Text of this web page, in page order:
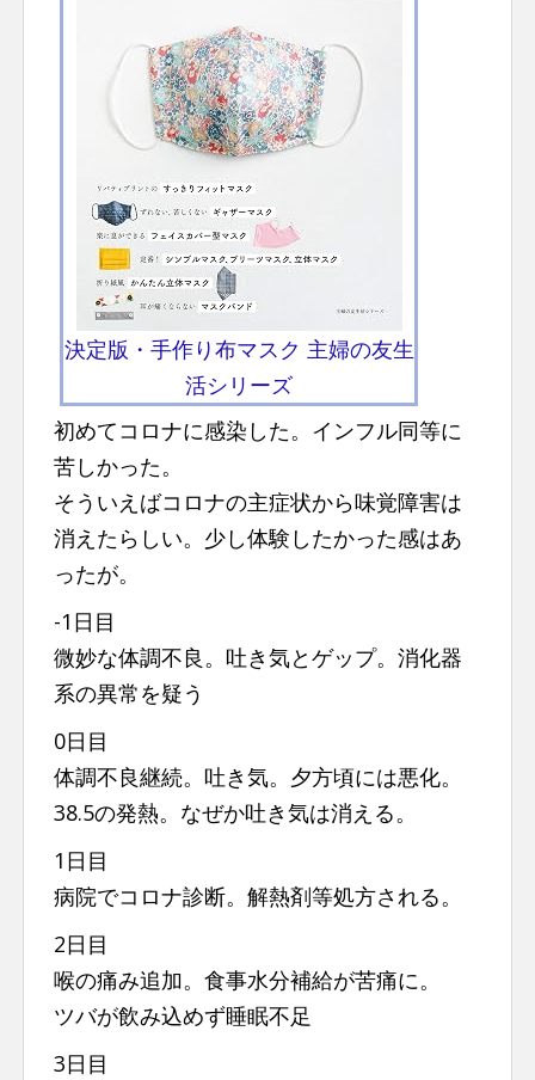
決定版・手作り布マスク 主婦の友生
活シリーズ
初めてコロナに感染した。インフル同等に
苦しかった。
そういえばコロナの主症状から味覚障害は
消えたらしい。少し体験したかった感はあ
ったが。
-1日目
微妙な体調不良。吐き気とゲップ。消化器
系の異常を疑う
0日目
体調不良継続。吐き気。夕方頃には悪化。
38.5の発熱。なぜか吐き気は消える。
1日目
病院でコロナ診断。解熱剤等処方される。
2日目
喉の痛み追加。食事水分補給が苦痛に。
ツバが飲み込めず睡眠不足
3日目